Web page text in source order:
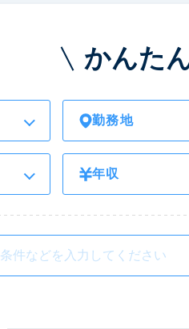
かんた
勤務地
年収